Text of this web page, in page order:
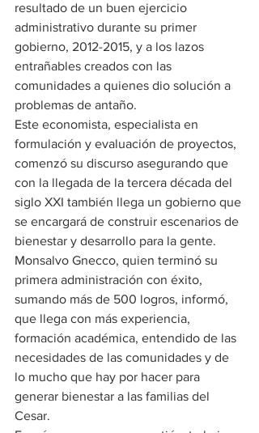
resultado de un buen ejercicio
administrativo durante su primer
gobierno, 2012-2015, y a los lazos
entrañables creados con las
comunidades a quienes dio solución a
problemas de antaño.
Este economista, especialista en
formulación y evaluación de proyectos,
comenzó su discurso asegurando que
con la llegada de la tercera década del
siglo XXI también llega un gobierno que
se encargará de construir escenarios de
bienestar y desarrollo para la gente.
Monsalvo Gnecco, quien terminó su
primera administración con éxito,
sumando más de 500 logros, informó,
que llega con más experiencia,
formación académica, entendido de las
necesidades de las comunidades y de
lo mucho que hay por hacer para
generar bienestar a las familias del
Cesar.